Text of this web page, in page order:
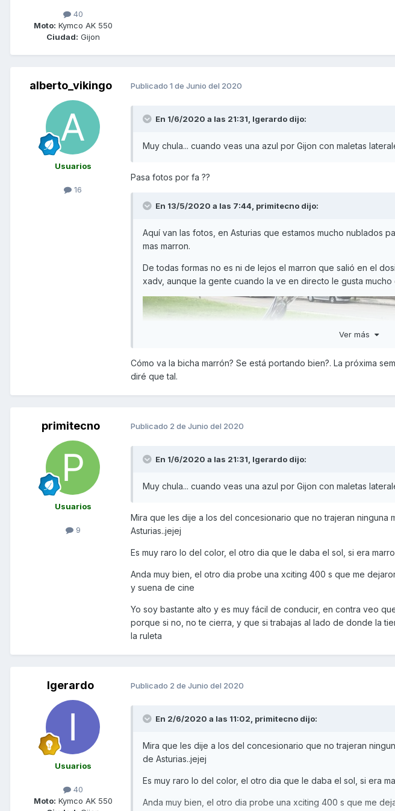
40
Moto: Kymco AK 550
Ciudad: Gijon
alberto_vikingo
Usuarios
16
Publicado 1 de Junio del 2020
En 1/6/2020 a las 21:31, Igerardo dijo:
Muy chula... cuando veas una azul por Gijon con maletas
Pasa fotos por fa ??
En 13/5/2020 a las 7:44, primitecno dijo:
Aquí van las fotos, en Asturias que estamos mucho nublados
mas marron.
De todas formas no es ni de lejos el marron que salió en el
xadv, aunque la gente cuando la ve en directo le gusta mucho
Ver más
Cómo va la bicha marrón? Se está portando bien?. La próxima
diré que tal.
primitecno
Usuarios
9
Publicado 2 de Junio del 2020
En 1/6/2020 a las 21:31, Igerardo dijo:
Muy chula... cuando veas una azul por Gijon con maletas
Mira que les dije a los del concesionario que no trajeran ninguna
Asturias..jejej
Es muy raro lo del color, el otro dia que le daba el sol, si era
Anda muy bien, el otro dia probe una xciting 400 s que me
y suena de cine
Yo soy bastante alto y es muy fácil de conducir, en contra veo
porque si no, no te cierra, y que si trabajas al lado de donde la
la ruleta
Igerardo
Usuarios
40
Moto: Kymco AK 550
Publicado 2 de Junio del 2020
En 2/6/2020 a las 11:02, primitecno dijo:
Mira que les dije a los del concesionario que no trajeran
de Asturias..jejej
Es muy raro lo del color, el otro dia que le daba el sol, si era
Anda muy bien, el otro dia probe una xciting 400 s que me